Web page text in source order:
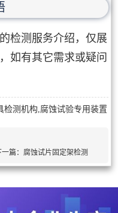
检测服务介绍，仅展
如有其它需求或疑问
检测机构,腐蚀试验专用装置
一篇：腐蚀试片固定架检测